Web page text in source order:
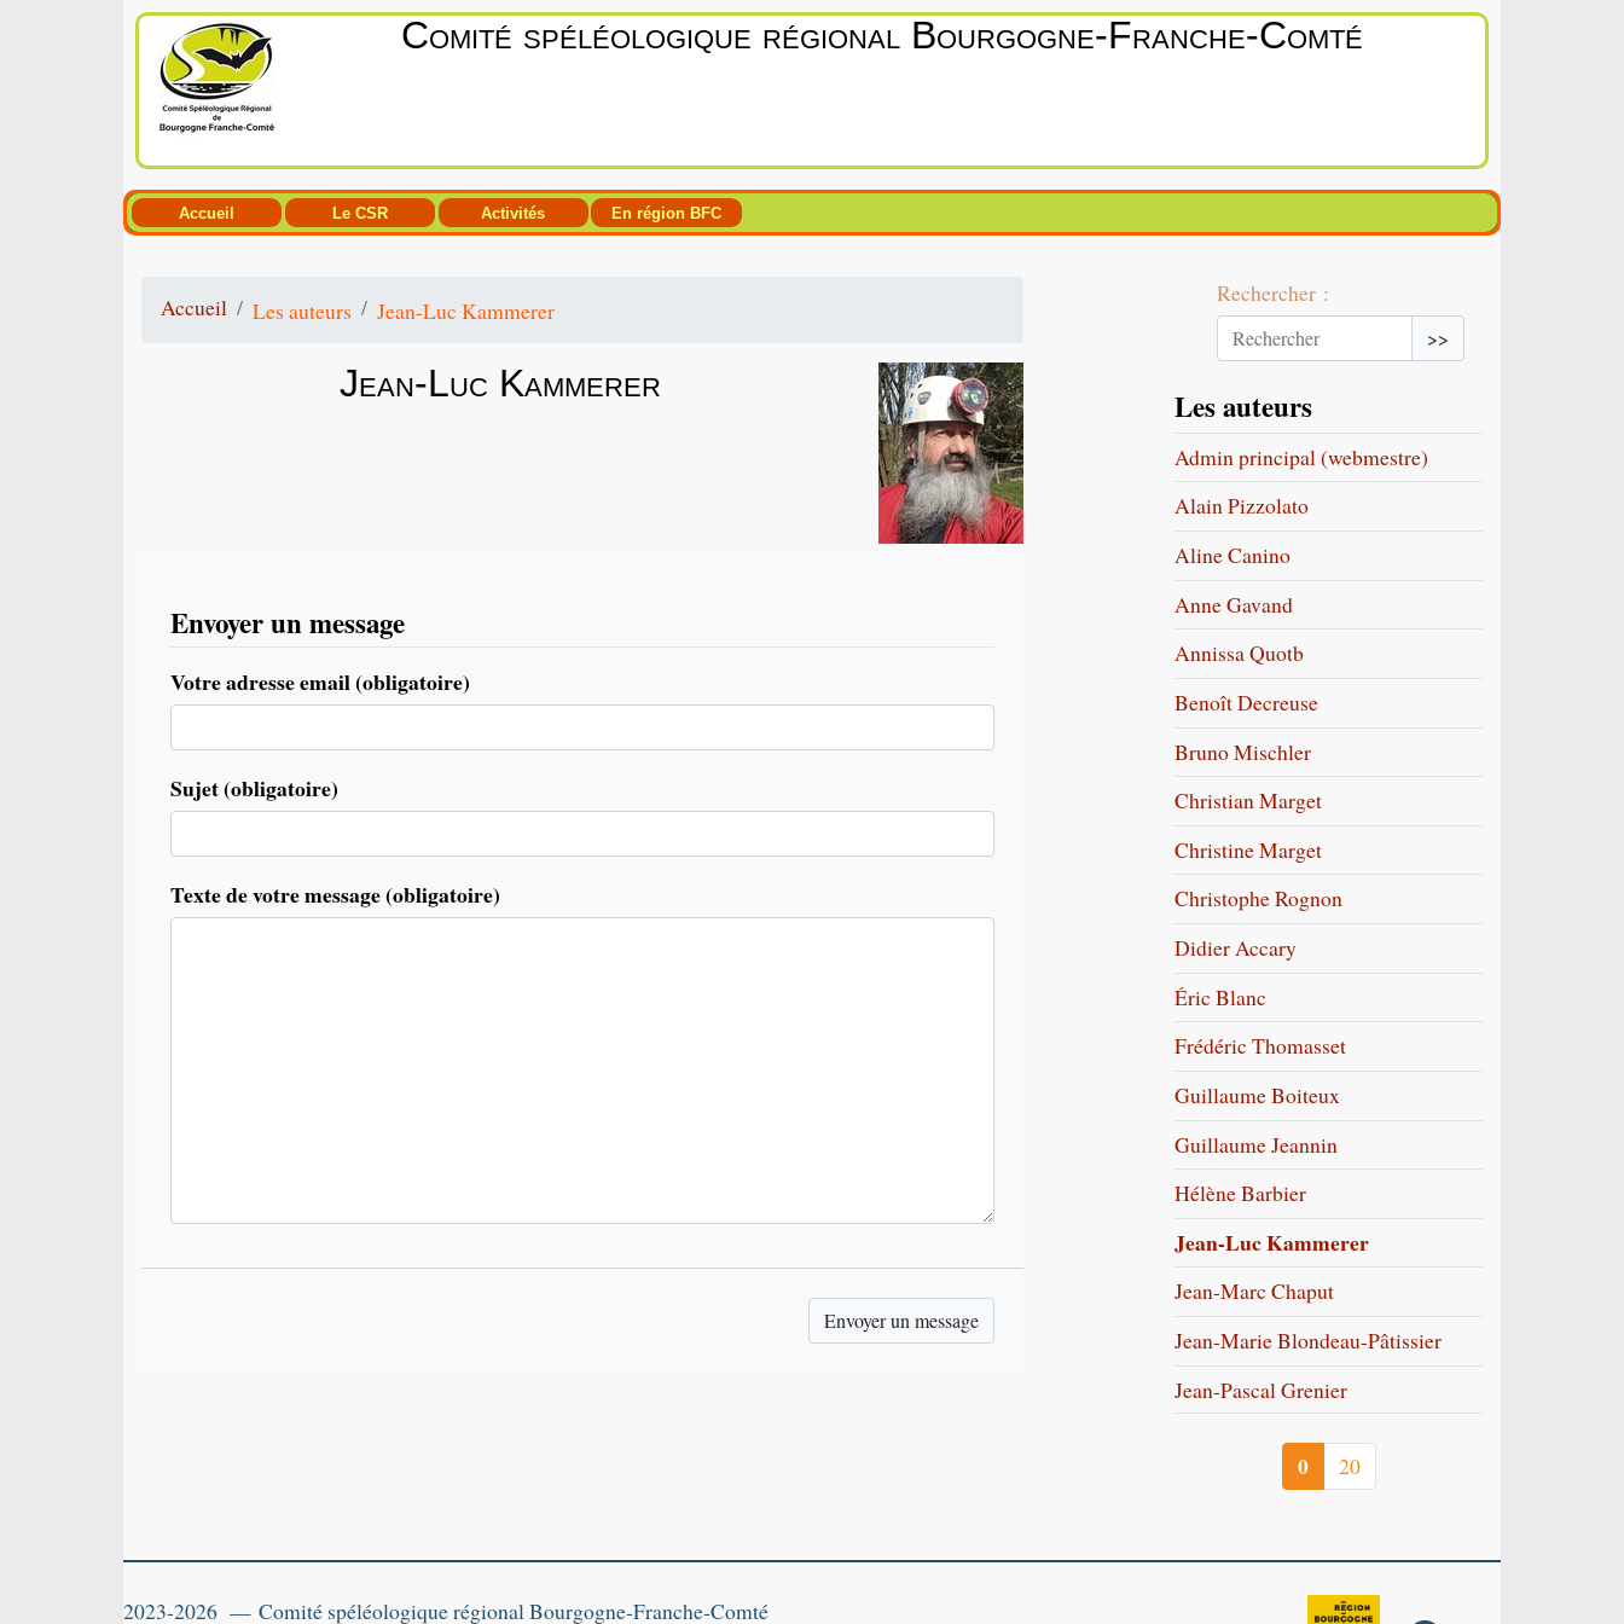
Comité spéléologique régional Bourgogne‑Franche‑Comté
Accueil Le CSR Activités En région BFC
Accueil Les auteurs Jean-Luc Kammerer
Jean-Luc Kammerer
Envoyer un message
Votre adresse email (obligatoire)
Sujet (obligatoire)
Texte de votre message (obligatoire)
Rechercher :
>>
Les auteurs
Admin principal (webmestre)
Alain Pizzolato
Aline Canino
Anne Gavand
Annissa Quotb
Benoît Decreuse
Bruno Mischler
Christian Marget
Christine Marget
Christophe Rognon
Didier Accary
Éric Blanc
Frédéric Thomasset
Guillaume Boiteux
Guillaume Jeannin
Hélène Barbier
Jean-Luc Kammerer
Jean-Marc Chaput
Jean-Marie Blondeau-Pâtissier
Jean-Pascal Grenier
0 20
2023-2026 — Comité spéléologique régional Bourgogne‑Franche‑Comté